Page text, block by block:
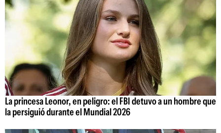
La princesa Leonor, en peligro: el FBI detuvo a un hombre que
la persiguió durante el Mundial 2026